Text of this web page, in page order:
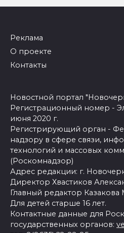
Реклама
О проекте
Контакты
Новостной портал
Регистрационный номер -
июня 2020 г.
Регистрирующий орган -
надзору в сфере связи,
технологий и массовых
(Роскомнадзор)
Адрес редакции: г.
Директор Хвастиков
Главный редактор
Для детей старше 16 лет.
Контактные данные для
государственных органов: